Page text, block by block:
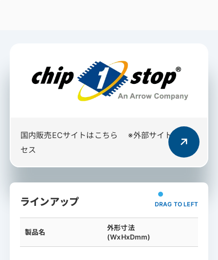
国内販売ECサイトはこちら
※外部サイトへアク
セス
ラインアップ DRAG TO LEFT
製品名
外形寸法
(WxHxDmm)